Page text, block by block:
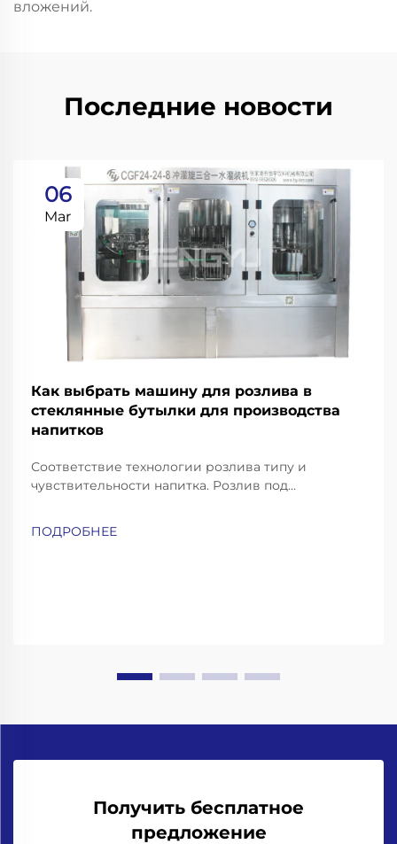
вложений.
Последние новости
06
Mar
Как выбрать машину для розлива в
стеклянные бутылки для производства
напитков
Соответствие технологии розлива типу и
чувствительности напитка. Розлив под
газированная вода, содовая и пиво, требуют
ПОДРОБНЕЕ
Получить бесплатное
предложение